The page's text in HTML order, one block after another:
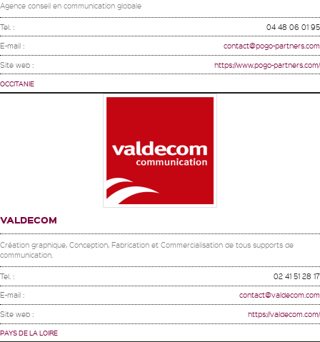
Agence conseil en communication globale
Tel. : 04 48 06 01 95
E-mail : contact@pogo-partners.com
Site web : https://www.pogo-partners.com/
OCCITANIE
VALDECOM
Création graphique, Conception, Fabrication et Commercialisation de tous supports de
communication.
Tel. : 02 41 51 28 17
E-mail : contact@valdecom.com
Site web : https://valdecom.com/
PAYS DE LA LOIRE